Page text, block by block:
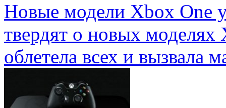
Новые модели Xbox One
твердят о новых
облетела всех и вызвала